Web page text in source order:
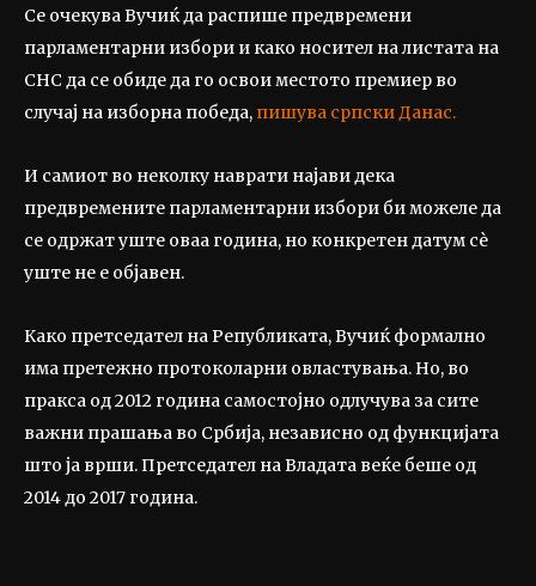
Се очекува Вучиќ да распише предвремени
парламентарни избори и како носител на листата на
СНС да се обиде да го освои местото премиер во
случај на изборна победа, пишува српски Данас.
И самиот во неколку наврати најави дека
предвремените парламентарни избори би можеле да
се одржат уште оваа година, но конкретен датум сè
уште не е објавен.
Како претседател на Републиката, Вучиќ формално
има претежно протоколарни овластувања. Но, во
пракса од 2012 година самостојно одлучува за сите
важни прашања во Србија, независно од функцијата
што ја врши. Претседател на Владата веќе беше од
2014 до 2017 година.